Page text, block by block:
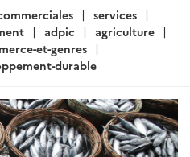
services
adpic
agriculture
et-genres
durable